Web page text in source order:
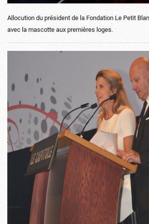
Allocution du président de la Fondation Le Petit
avec la mascotte aux premières loges.